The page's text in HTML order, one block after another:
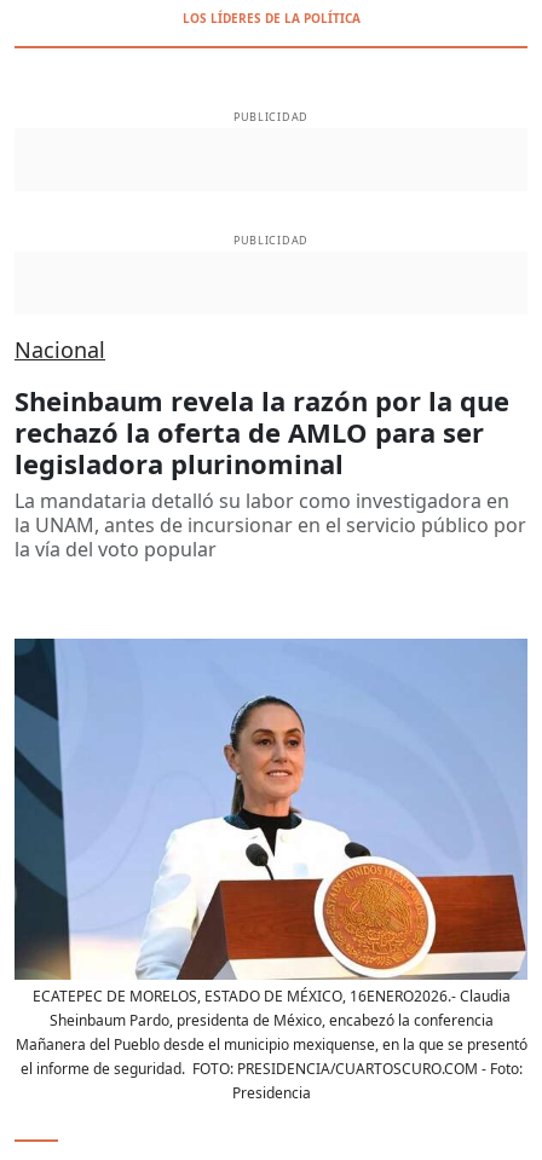
LOS LÍDERES DE LA POLÍTICA
PUBLICIDAD
PUBLICIDAD
Nacional
Sheinbaum revela la razón por la que
rechazó la oferta de AMLO para ser
legisladora plurinominal
La mandataria detalló su labor como investigadora en
la UNAM, antes de incursionar en el servicio público por
la vía del voto popular
ECATEPEC DE MORELOS, ESTADO DE MÉXICO, 16ENERO2026.- Claudia
Sheinbaum Pardo, presidenta de México, encabezó la conferencia
Mañanera del Pueblo desde el municipio mexiquense, en la que se presentó
el informe de seguridad. FOTO: PRESIDENCIA/CUARTOSCURO.COM - Foto:
Presidencia